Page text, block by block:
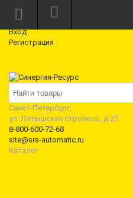
Режим работы: Пн—Пт: 10:00—18:00
Вход
Регистрация
Санкт-Петербург,
ул. Латышских стрелков, д 25
8-800-600-72-68
site@srs-automatic.ru
Каталог